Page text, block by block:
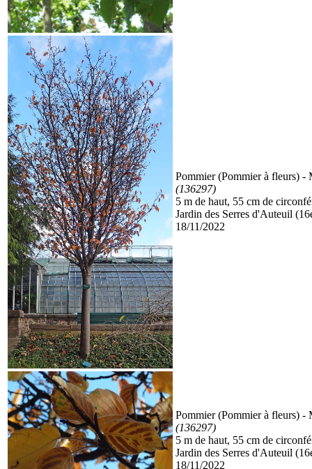
Pommier (Pommier à fleurs) -
(136297)
5 m de haut, 55 cm de
Jardin des Serres d'Auteuil
18/11/2022
Pommier (Pommier à fleurs) -
(136297)
5 m de haut, 55 cm de
Jardin des Serres d'Auteuil
18/11/2022